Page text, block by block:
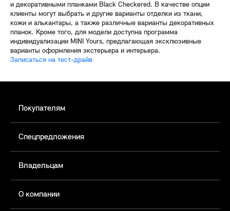
и декоративными планками Black Checkered. В качестве опции
клиенты могут выбрать и другие варианты отделки из ткани,
кожи и алькантары, а также различные варианты декоративных
планок. Кроме того, для модели доступна программа
индивидуализации MINI Yours, предлагающая эксклюзивные
варианты оформления экстерьера и интерьера.
Записаться на тест-драйв
Покупателям
Спецпредложения
Владельцам
О компании